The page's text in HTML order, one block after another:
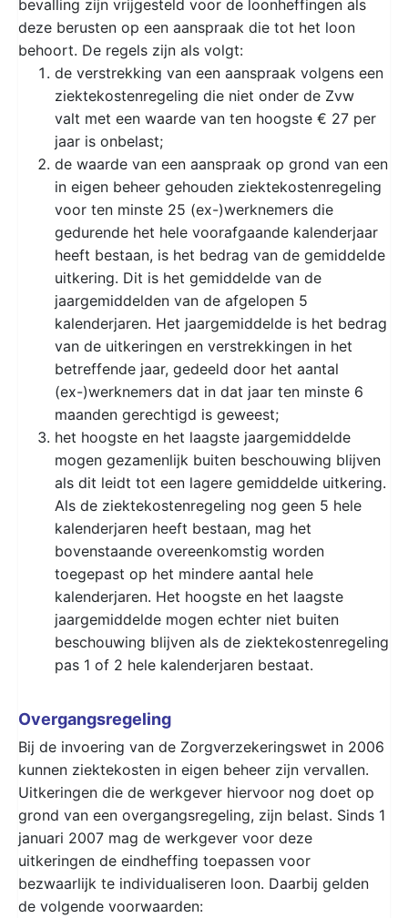
bevalling zijn vrijgesteld voor de loonheffingen als
deze berusten op een aanspraak die tot het loon
behoort. De regels zijn als volgt:
de verstrekking van een aanspraak volgens een
ziektekostenregeling die niet onder de Zvw
valt met een waarde van ten hoogste € 27 per
jaar is onbelast;
de waarde van een aanspraak op grond van een
in eigen beheer gehouden ziektekostenregeling
voor ten minste 25 (ex-)werknemers die
gedurende het hele voorafgaande kalenderjaar
heeft bestaan, is het bedrag van de gemiddelde
uitkering. Dit is het gemiddelde van de
jaargemiddelden van de afgelopen 5
kalenderjaren. Het jaargemiddelde is het bedrag
van de uitkeringen en verstrekkingen in het
betreffende jaar, gedeeld door het aantal
(ex-)werknemers dat in dat jaar ten minste 6
maanden gerechtigd is geweest;
het hoogste en het laagste jaargemiddelde
mogen gezamenlijk buiten beschouwing blijven
als dit leidt tot een lagere gemiddelde uitkering.
Als de ziektekostenregeling nog geen 5 hele
kalenderjaren heeft bestaan, mag het
bovenstaande overeenkomstig worden
toegepast op het mindere aantal hele
kalenderjaren. Het hoogste en het laagste
jaargemiddelde mogen echter niet buiten
beschouwing blijven als de ziektekostenregeling
pas 1 of 2 hele kalenderjaren bestaat.
Overgangsregeling
Bij de invoering van de Zorgverzekeringswet in 2006
kunnen ziektekosten in eigen beheer zijn vervallen.
Uitkeringen die de werkgever hiervoor nog doet op
grond van een overgangsregeling, zijn belast. Sinds 1
januari 2007 mag de werkgever voor deze
uitkeringen de eindheffing toepassen voor
bezwaarlijk te individualiseren loon. Daarbij gelden
de volgende voorwaarden: